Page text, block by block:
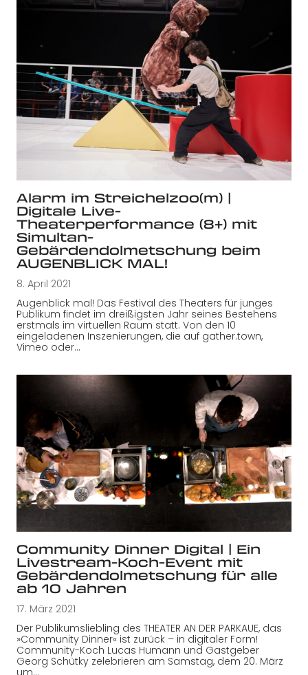
Alarm im Streichelzoo(m) |
Digitale Live-
Theaterperformance (8+) mit
Simultan-
Gebärdendolmetschung beim
AUGENBLICK MAL!
8. April 2021
Augenblick mal! Das Festival des Theaters für junges
Publikum findet im dreißigsten Jahr seines Bestehens
erstmals im virtuellen Raum statt. Von den 10
eingeladenen Inszenierungen, die auf gather.town,
Vimeo oder…
Community Dinner Digital | Ein
Livestream-Koch-Event mit
Gebärdendolmetschung für alle
ab 10 Jahren
17. März 2021
Der Publikumsliebling des THEATER AN DER PARKAUE, das
»Community Dinner« ist zurück – in digitaler Form!
Community-Koch Lucas Humann und Gastgeber
Georg Schütky zelebrieren am Samstag, dem 20. März